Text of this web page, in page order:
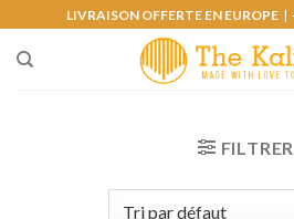
content
LIVRAISON OFFERTE EN EUROPE |
FILTRER